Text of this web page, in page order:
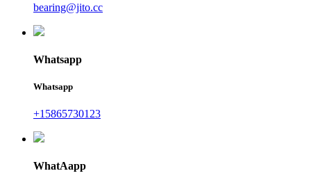
bearing@jito.cc
Whatsapp
Whatsapp
+15865730123
WhatAapp